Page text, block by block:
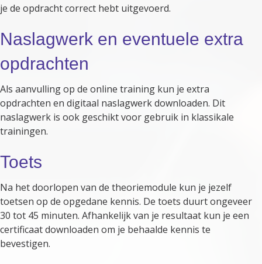
je de opdracht correct hebt uitgevoerd.
Naslagwerk en eventuele extra
opdrachten
Als aanvulling op de online training kun je extra
opdrachten en digitaal naslagwerk downloaden. Dit
naslagwerk is ook geschikt voor gebruik in klassikale
trainingen.
Toets
Na het doorlopen van de theoriemodule kun je jezelf
toetsen op de opgedane kennis. De toets duurt ongeveer
30 tot 45 minuten. Afhankelijk van je resultaat kun je een
certificaat downloaden om je behaalde kennis te
bevestigen.